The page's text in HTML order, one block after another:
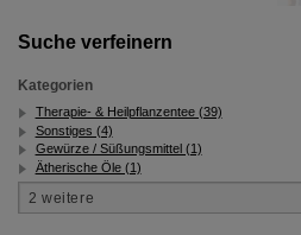
Suche verfeinern
Kategorien
Therapie- & Heilpflanzentee (39)
Sonstiges (4)
Gewürze / Süßungsmittel (1)
Ätherische Öle (1)